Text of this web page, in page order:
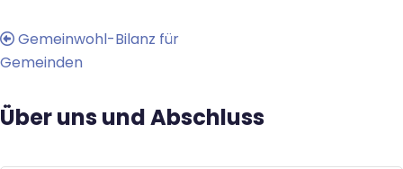
Gemeinwohl-Bilanz für
Gemeinden
Über uns und Abschluss